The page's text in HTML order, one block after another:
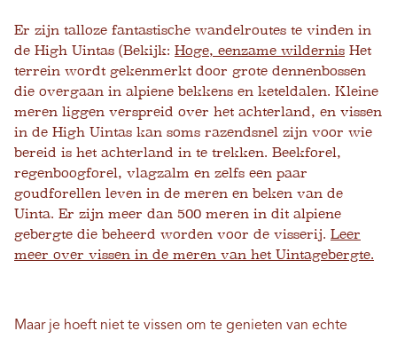
Er zijn talloze fantastische wandelroutes te vinden in
de High Uintas (Bekijk: Hoge, eenzame wildernis Het
terrein wordt gekenmerkt door grote dennenbossen
die overgaan in alpiene bekkens en keteldalen. Kleine
meren liggen verspreid over het achterland, en vissen
in de High Uintas kan soms razendsnel zijn voor wie
bereid is het achterland in te trekken. Beekforel,
regenboogforel, vlagzalm en zelfs een paar
goudforellen leven in de meren en beken van de
Uinta. Er zijn meer dan 500 meren in dit alpiene
gebergte die beheerd worden voor de visserij. Leer
meer over vissen in de meren van het Uintagebergte.
Maar je hoeft niet te vissen om te genieten van echte